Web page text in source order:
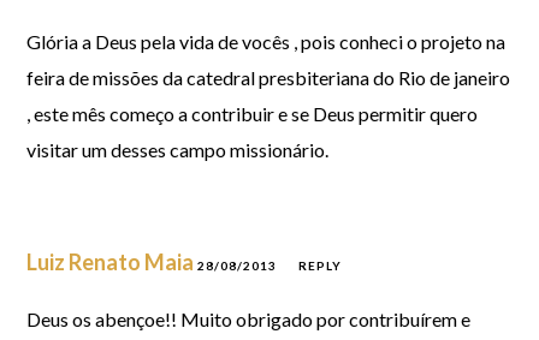
Glória a Deus pela vida de vocês , pois conheci o projeto na
feira de missões da catedral presbiteriana do Rio de janeiro
, este mês começo a contribuir e se Deus permitir quero
visitar um desses campo missionário.
Luiz Renato Maia 28/08/2013 REPLY
Deus os abençoe!! Muito obrigado por contribuírem e